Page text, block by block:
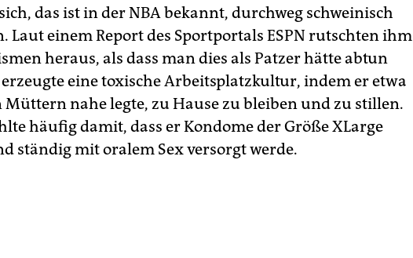
das ist in der NBA bekannt, durchweg schweinisch
Laut einem Report des Sportportals ESPN rutschten ihm
heraus, als dass man dies als Patzer hätte abtun
eine toxische Arbeitsplatzkultur, indem er etwa
Müttern nahe legte, zu Hause zu bleiben und zu stillen.
häufig damit, dass er Kondome der Größe XLarge
ständig mit oralem Sex versorgt werde.